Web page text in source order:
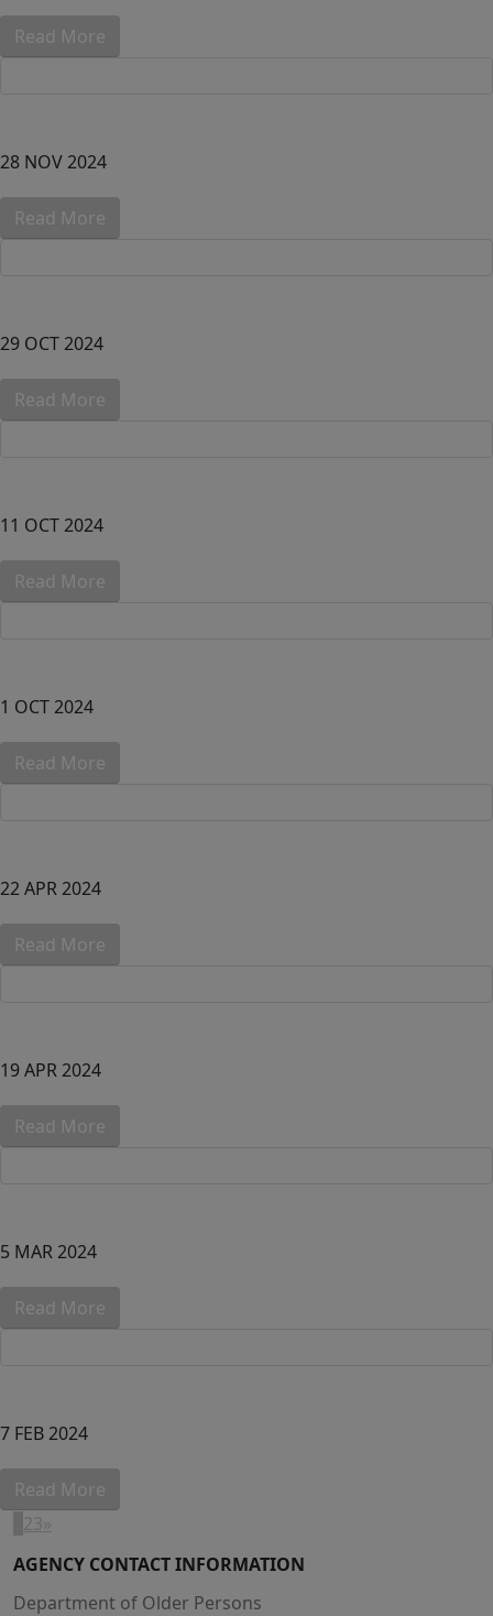
Read More
28 NOV 2024
Read More
29 OCT 2024
Read More
11 OCT 2024
Read More
1 OCT 2024
Read More
22 APR 2024
Read More
19 APR 2024
Read More
5 MAR 2024
Read More
7 FEB 2024
Read More
23»
AGENCY CONTACT INFORMATION
Department of Older Persons